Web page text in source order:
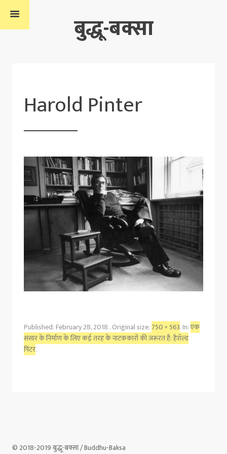
बुद्धू-बक्सा
Harold Pinter
Published:February 28, 2018 . Original size: 750 × 563. In:एक
संसार के निर्माण के लिए कई तरह के नाटककारों की ज़रूरत है: हैरॉल्ड
पिंटर.
© 2018-2019 बुद्धू-बक्सा / Buddhu-Baksa